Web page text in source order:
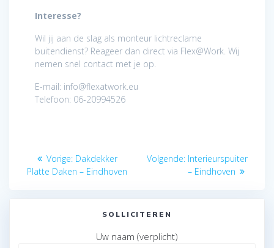
Interesse?
Wil jij aan de slag als monteur lichtreclame
buitendienst? Reageer dan direct via Flex@Work. Wij
nemen snel contact met je op.
E-mail: info@flexatwork.eu
Telefoon: 06-20994526
Bericht
navigatie
Vorige: Vorig
bericht:
Dakdekker
Platte Daken – Eindhoven
Volgende: Volgend
bericht:
Interieurspuiter
– Eindhoven
SOLLICITEREN
Uw naam (verplicht)